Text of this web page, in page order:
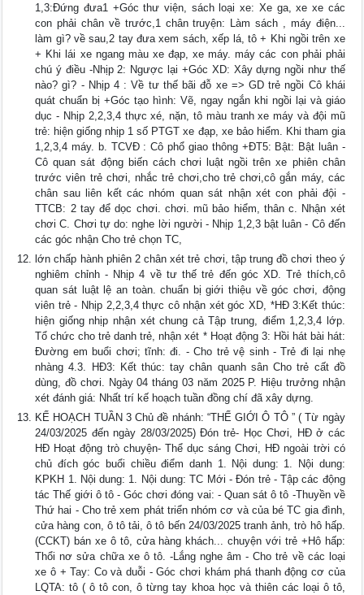
1,3:Đứng đưa1 +Góc thư viện, sách loại xe: Xe ga, xe xe các
con phải chân về trước,1 chân truyện: Làm sách , máy điện...
làm gì? về sau,2 tay đưa xem sách, xếp lá, tô + Khi ngồi trên xe
+ Khi lái xe ngang màu xe đạp, xe máy. máy các con phải phải
chú ý điều -Nhịp 2: Ngược lại +Góc XD: Xây dựng ngồi như thế
nào? gì? - Nhịp 4 : Về tư thế bãi đỗ xe => GD trẻ ngồi Cô khái
quát chuẩn bị +Góc tạo hình: Vẽ, ngay ngắn khi ngồi lại và giáo
dục - Nhịp 2,2,3,4 thực xé, nặn, tô màu tranh xe máy và đội mũ
trẻ: hiện giống nhịp 1 số PTGT xe đạp, xe bảo hiểm. Khi tham gia
1,2,3,4 máy. b. TCVĐ : Cô phổ giao thông +ĐT5: Bật: Bật luân -
Cô quan sát động biến cách chơi luật ngồi trên xe phiên chân
trước viên trẻ chơi, nhắc trẻ chơi,cho trẻ chơi,cô gắn máy, các
chân sau liên kết các nhóm quan sát nhận xét con phải đội -
TTCB: 2 tay để dọc chơi. chơi. mũ bảo hiểm, thân c. Nhận xét
chơi C. Chơi tự do: nghe lời người - Nhịp 1,2,3 bật luân - Cô đến
các góc nhận Cho trẻ chọn TC,
lớn chấp hành phiên 2 chân xét trẻ chơi, tập trung đồ chơi theo ý
nghiêm chỉnh - Nhịp 4 về tư thế trẻ đến góc XD. Trẻ thích,cô
quan sát luật lệ an toàn. chuẩn bị giới thiệu về góc chơi, động
viên trẻ - Nhịp 2,2,3,4 thực cô nhận xét góc XD, *HĐ 3:Kết thúc:
hiện giống nhịp nhận xét chung cả Tập trung, điểm 1,2,3,4 lớp.
Tổ chức cho trẻ danh trẻ, nhận xét * Hoạt động 3: Hồi hát bài hát:
Đường em buổi chơi; tĩnh: đi. - Cho trẻ vệ sinh - Trẻ đi lại nhẹ
nhàng 4.3. HĐ3: Kết thúc: tay chân quanh sân Cho trẻ cất đồ
dùng, đồ chơi. Ngày 04 tháng 03 năm 2025 P. Hiệu trưởng nhận
xét đánh giá: Nhất trí kế hoạch tuần đồng chí đã xây dựng.
KẾ HOẠCH TUẦN 3 Chủ đề nhánh: “THẾ GIỚI Ô TÔ ” ( Từ ngày
24/03/2025 đến ngày 28/03/2025) Đón trẻ- Học Chơi, HĐ ở các
HĐ Hoạt động trò chuyện- Thể dục sáng Chơi, HĐ ngoài trời có
chủ đích góc buổi chiều điểm danh 1. Nội dung: 1. Nội dung:
KPKH 1. Nội dung: 1. Nội dung: TC Mới - Đón trẻ - Tập các động
tác Thế giới ô tô - Góc chơi đóng vai: - Quan sát ô tô -Thuyền về
Thứ hai - Cho trẻ xem phát triển nhóm cơ và của bé TC gia đình,
cửa hàng con, ô tô tải, ô tô bến 24/03/2025 tranh ảnh, trò hô hấp.
(CCKT) bán xe ô tô, cửa hàng khách... chuyện với trẻ +Hô hấp:
Thổi nơ sửa chữa xe ô tô. -Lắng nghe âm - Cho trẻ về các loại
xe ô + Tay: Co và duỗi - Góc chơi khám phá thanh động cơ của
LQTA: tô ( ô tô con, ô từng tay khoa học và thiên các loại ô tô,